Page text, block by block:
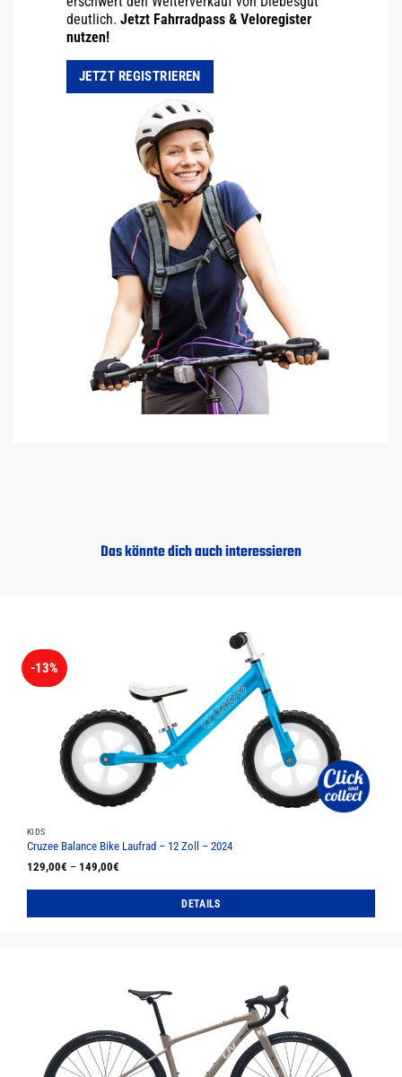
deutlich. Jetzt Fahrradpass & Veloregister
nutzen!
JETZT REGISTRIEREN
Das könnte dich auch interessieren
-13%
KIDS
Cruzee Balance Bike Laufrad – 12 Zoll – 2024
129,00€ – 149,00€
DETAILS
Optionen
können